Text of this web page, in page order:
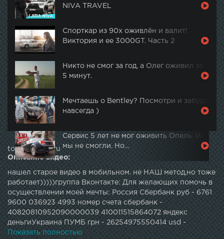
NIVA TRAVEL
Спорткар из 90х оживлён и валит!
Виктория и ее 3000GT. Часть 2
Никто не смог за год, а Олег оживил за
5 минут.
Мечтаешь о Bentley? Посмотри и забудь
навсегда )
Сервис 5 лет не мог оживить Опель. И
мы не смогли. Но…
topautotube.ru
Описание видео:
нашел старое видео в мобильном. не НАШ метод,но тоже
работает)))))группа Вконтакте: Для желающих помочь в
осуществлении моей мечты: Россия Сбербанк руб - 6761
9600 036923 4993 номер счета сбербанк -
40820810952090000039 410011515864072 яндекс
деньгиУкраина ПУМБ грн - 26254975550414 usd -
26254975560192 Аваль грн - 9890 0900 0378 4993
Показать полностью